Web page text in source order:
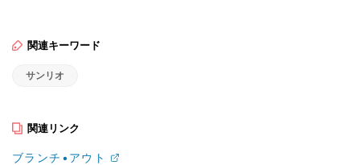
関連キーワード
サンリオ
関連リンク
ブランチ•アウト